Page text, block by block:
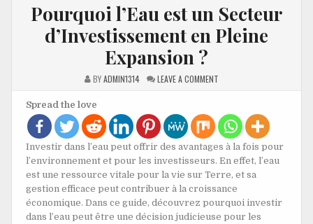
Pourquoi l’Eau est un Secteur
d’Investissement en Pleine
Expansion ?
BYADMIN1314 LEAVE A COMMENTON
UN
SECTEUR
D’INVESTISSEMENT
EN
PLEINE
EXPANSION
?
Spread the love
Investir dans l’eau peut offrir des avantages à la fois pour
l’environnement et pour les investisseurs. En effet, l’eau
est une ressource vitale pour la vie sur Terre, et sa
gestion efficace peut contribuer à la croissance
économique. Dans ce guide, découvrez pourquoi investir
dans l’eau peut être une décision judicieuse pour les